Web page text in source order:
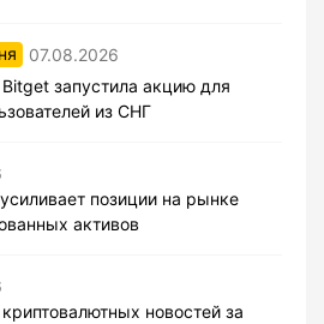
07.08.2026
запустила акцию для
из СНГ
позиции на рынке
активов
новостей за